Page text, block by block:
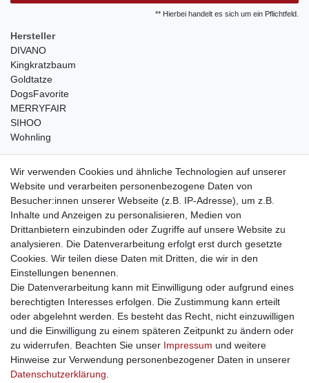
** Hierbei handelt es sich um ein Pflichtfeld.
Hersteller
DIVANO
Kingkratzbaum
Goldtatze
DogsFavorite
MERRYFAIR
SIHOO
Wohnling
weitere Shops
traumlampen- Lampen und Kronleuchter
kinderwagencenter- Exklusive und günstige Kinderwagen
gastrogeraete24- alles für Gastronomie und Imbiss
soziale Medien
Facebook
sicher einkaufen
Sichere Bestellung und Zahlung via SSL Verschlüsselung
Wir verwenden Cookies und ähnliche Technologien auf unserer
Website und verarbeiten personenbezogene Daten von
Besucher:innen unserer Webseite (z.B. IP-Adresse), um z.B.
Inhalte und Anzeigen zu personalisieren, Medien von
Drittanbietern einzubinden oder Zugriffe auf unsere Website zu
analysieren. Die Datenverarbeitung erfolgt erst durch gesetzte
Cookies. Wir teilen diese Daten mit Dritten, die wir in den
Einstellungen benennen.
Die Datenverarbeitung kann mit Einwilligung oder aufgrund eines
berechtigten Interesses erfolgen. Die Zustimmung kann erteilt
oder abgelehnt werden. Es besteht das Recht, nicht einzuwilligen
und die Einwilligung zu einem späteren Zeitpunkt zu ändern oder
zu widerrufen. Beachten Sie unser Impressum und weitere
Hinweise zur Verwendung personenbezogener Daten in unserer
Daten­schutz­erklärung